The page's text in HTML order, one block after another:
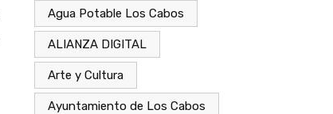
Agua Potable Los Cabos
ALIANZA DIGITAL
Arte y Cultura
Ayuntamiento de Los Cabos